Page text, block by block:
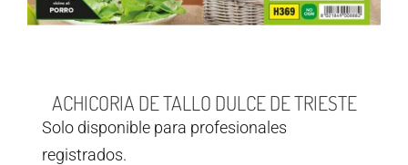
ACHICORIA DE TALLO DULCE DE TRIESTE
Solo disponible para profesionales
registrados.